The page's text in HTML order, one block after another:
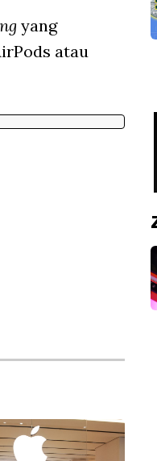
yang
atau